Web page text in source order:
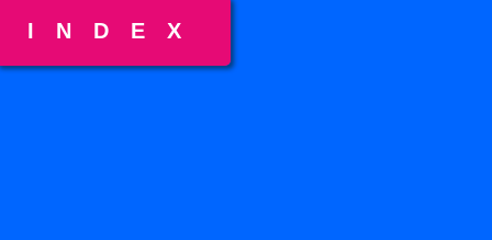
INDEX